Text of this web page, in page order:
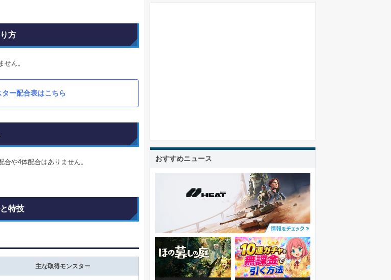
方
ん。
ター配合表はこちら
や4体配合はありません。
特技
主な取得モンスター
おすすめニュース